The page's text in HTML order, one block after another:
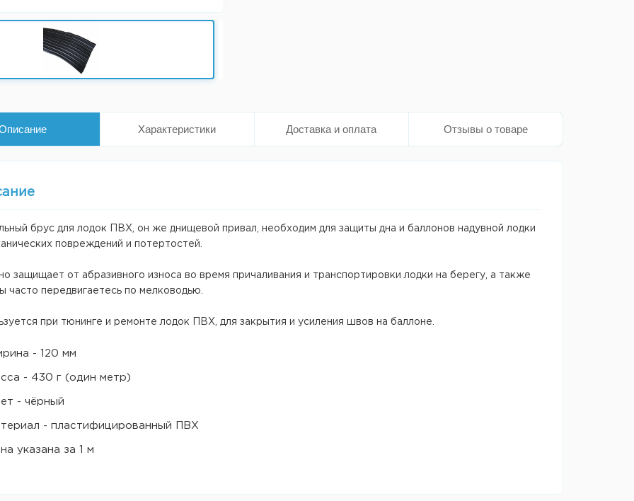
Характеристики Доставка и оплата Отзывы о товаре
брус для лодок ПВХ, он же днищевой привал, необходим для защиты дна и баллонов надувной лодки
повреждений и потертостей.
защищает от абразивного износа во время причаливания и транспортировки лодки на берегу, а также
часто передвигаетесь по мелководью.
при тюнинге и ремонте лодок ПВХ, для закрытия и усиления швов на баллоне.
- 120 мм
- 430 г (один метр)
- чёрный
- пластифицированный ПВХ
указана за 1 м